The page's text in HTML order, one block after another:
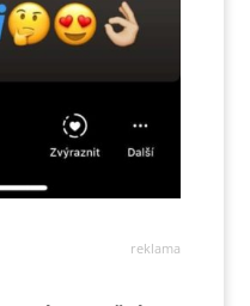
reklama